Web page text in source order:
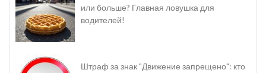
или больше? Главная ловушка для
водителей!
Штраф за знак "Движение запрещено": кто